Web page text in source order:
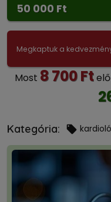
50 000 Ft
Megkaptuk a
Most 8 700 Ft
Kategória: